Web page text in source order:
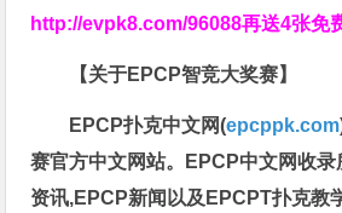
http://evpk8.com/96088再送4张免
【关于EPCP智竞大奖赛】
EPCP扑克中文网(epcppk.com
赛官方中文网站。EPCP中文网收
资讯,EPCP新闻以及EPCPT扑克教